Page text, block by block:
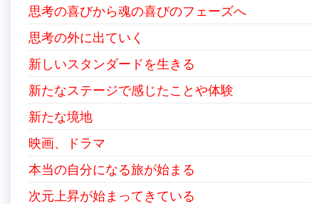
思考の喜びから魂の喜びのフェーズへ
思考の外に出ていく
新しいスタンダードを生きる
新たなステージで感じたことや体験
新たな境地
映画、ドラマ
本当の自分になる旅が始まる
次元上昇が始まってきている